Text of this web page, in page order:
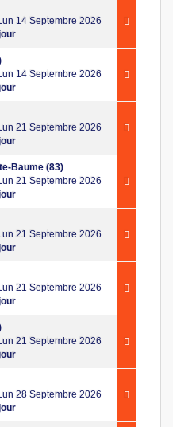
14 Septembre 2026
14 Septembre 2026
21 Septembre 2026
Baume (83)
21 Septembre 2026
21 Septembre 2026
21 Septembre 2026
21 Septembre 2026
28 Septembre 2026